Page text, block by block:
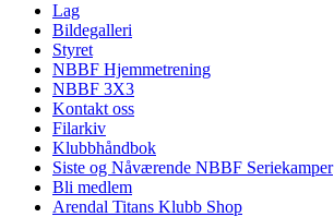
Lag
Bildegalleri
Styret
NBBF Hjemmetrening
NBBF 3X3
Kontakt oss
Filarkiv
Klubbhåndbok
Siste og Nåværende NBBF Seriekamper
Bli medlem
Arendal Titans Klubb Shop